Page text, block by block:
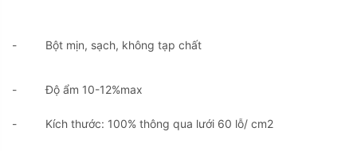
- Bột mịn, sạch, không tạp chất
- Độ ẩm 10-12%max
- Kích thước: 100% thông qua lưới 60 lỗ/ cm2